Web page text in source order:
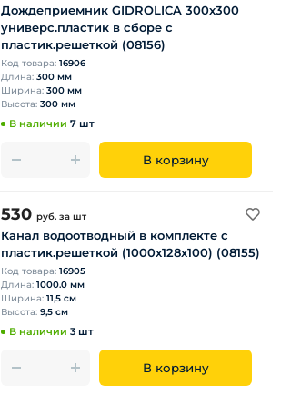
Дождеприемник GIDROLICA 300х300
универс.пластик в сборе с
пластик.решеткой (08156)
Код товара: 16906
Длина: 300 мм
Ширина: 300 мм
Высота: 300 мм
В наличии 7 шт
В корзину
530 руб. за шт
Канал водоотводный в комплекте с
пластик.решеткой (1000х128х100) (08155)
Код товара: 16905
Длина: 1000.0 мм
Ширина: 11,5 см
Высота: 9,5 см
В наличии 3 шт
В корзину